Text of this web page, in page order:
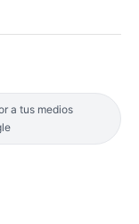
a tus medios